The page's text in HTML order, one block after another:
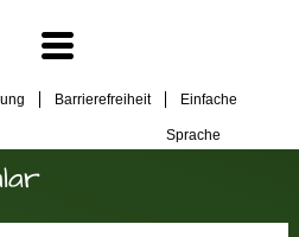
Barrierefreiheit Einfache
Sprache